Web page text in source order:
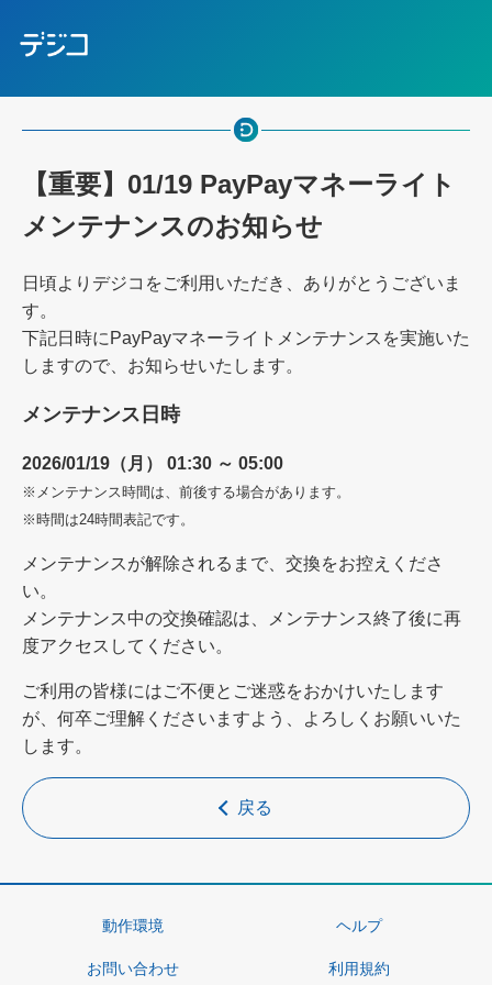
【重要】01/19 PayPayマネーライト
メンテナンスのお知らせ
日頃よりデジコをご利用いただき、ありがとうございま
す。
下記日時にPayPayマネーライトメンテナンスを実施いた
しますので、お知らせいたします。
メンテナンス日時
2026/01/19（月） 01:30 ～ 05:00
※メンテナンス時間は、前後する場合があります。
※時間は24時間表記です。
メンテナンスが解除されるまで、交換をお控えくださ
い。
メンテナンス中の交換確認は、メンテナンス終了後に再
度アクセスしてください。
ご利用の皆様にはご不便とご迷惑をおかけいたします
が、何卒ご理解くださいますよう、よろしくお願いいた
します。
戻る
動作環境 ヘルプ
お問い合わせ 利用規約